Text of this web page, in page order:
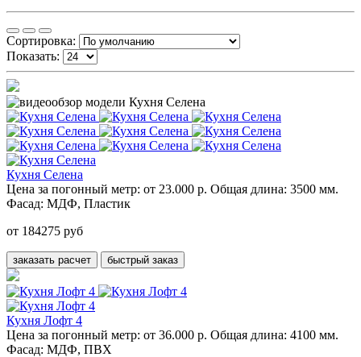
Сортировка:
Показать:
Кухня Селена
Цена за погонный метр: от 23.000 р. Общая длина: 3500 мм.
Фасад: МДФ, Пластик
от 184275 руб
заказать расчет быстрый заказ
Кухня Лофт 4
Цена за погонный метр: от 36.000 р. Общая длина: 4100 мм.
Фасад: МДФ, ПВХ